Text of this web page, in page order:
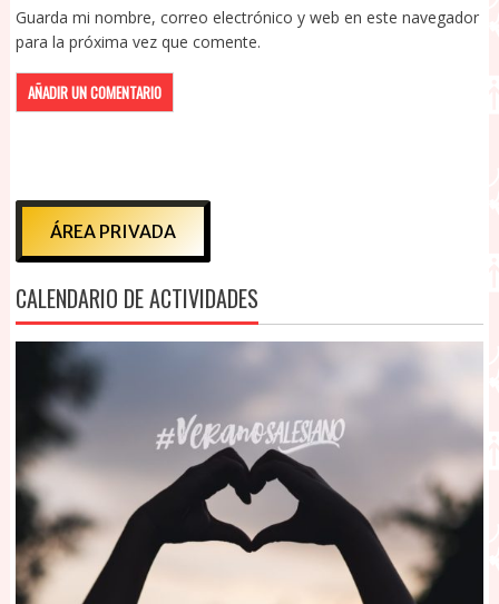
Guarda mi nombre, correo electrónico y web en este navegador
para la próxima vez que comente.
ÁREA PRIVADA
CALENDARIO DE ACTIVIDADES